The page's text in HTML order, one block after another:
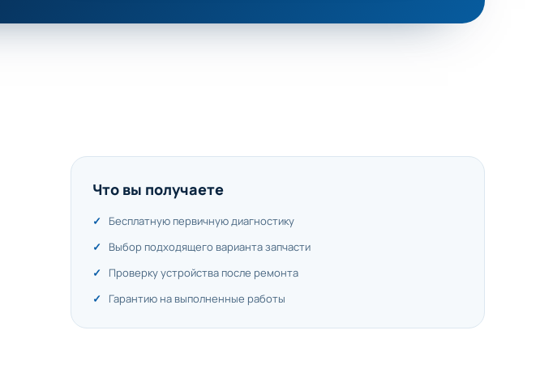
Что вы получаете
Бесплатную первичную диагностику
Выбор подходящего варианта запчасти
Проверку устройства после ремонта
Гарантию на выполненные работы